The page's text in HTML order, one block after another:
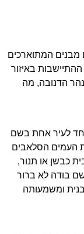
מבנים המתוארכים
כלומר בערך 2400 שנים. ההתיישבות באיזור
הדנובה, מה
לעיר אחת בשם
העמים הסלאבים
כבשן או תנור,
בודה לא ברור
ומשמעותה